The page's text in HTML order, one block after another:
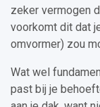
zeker vermogen
voorkomt dit dat
omvormer) zou
Wat wel
past bij je